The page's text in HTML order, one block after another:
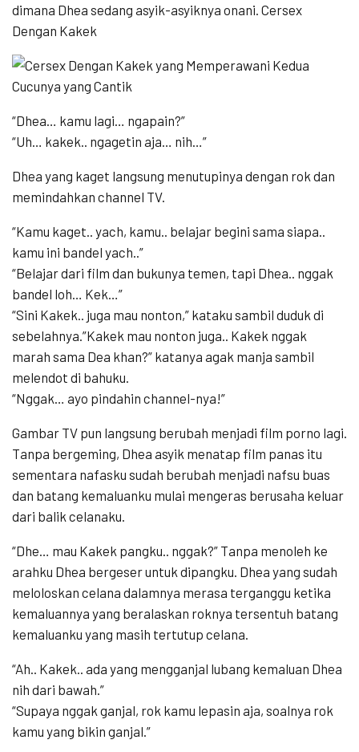
dimana Dhea sedang asyik-asyiknya onani. Cersex
Dengan Kakek
“Dhea… kamu lagi… ngapain?”
“Uh… kakek.. ngagetin aja… nih…”
Dhea yang kaget langsung menutupinya dengan rok dan
memindahkan channel TV.
“Kamu kaget.. yach, kamu.. belajar begini sama siapa..
kamu ini bandel yach..”
“Belajar dari film dan bukunya temen, tapi Dhea.. nggak
bandel loh… Kek…”
“Sini Kakek.. juga mau nonton,” kataku sambil duduk di
sebelahnya.”Kakek mau nonton juga.. Kakek nggak
marah sama Dea khan?” katanya agak manja sambil
melendot di bahuku.
“Nggak… ayo pindahin channel-nya!”
Gambar TV pun langsung berubah menjadi film porno lagi.
Tanpa bergeming, Dhea asyik menatap film panas itu
sementara nafasku sudah berubah menjadi nafsu buas
dan batang kemaluanku mulai mengeras berusaha keluar
dari balik celanaku.
“Dhe… mau Kakek pangku.. nggak?” Tanpa menoleh ke
arahku Dhea bergeser untuk dipangku. Dhea yang sudah
meloloskan celana dalamnya merasa terganggu ketika
kemaluannya yang beralaskan roknya tersentuh batang
kemaluanku yang masih tertutup celana.
“Ah.. Kakek.. ada yang mengganjal lubang kemaluan Dhea
nih dari bawah.”
“Supaya nggak ganjal, rok kamu lepasin aja, soalnya rok
kamu yang bikin ganjal.”